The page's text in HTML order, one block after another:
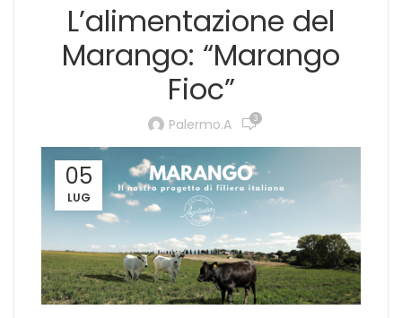
L’alimentazione del
Marango: “Marango
Fioc”
Palermo.a 3
05
LUG